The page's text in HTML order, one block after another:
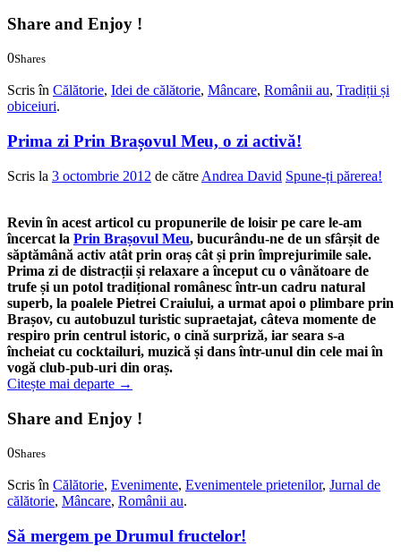
Share and Enjoy !
0Shares
Scris în Călătorie, Idei de călătorie, Mâncare, Românii au, Tradiții și
obiceiuri.
Prima zi Prin Brașovul Meu, o zi activă!
Scris la 3 octombrie 2012 de cătreAndrea David Spune-ți părerea!
Revin în acest articol cu propunerile de loisir pe care le-am
încercat la Prin Brașovul Meu, bucurându-ne de un sfârșit de
săptămână activ atât prin oraș cât și prin împrejurimile sale.
Prima zi de distracții și relaxare a început cu o vânătoare de
trufe și un potol tradițional românesc într-un cadru natural
superb, la poalele Pietrei Craiului, a urmat apoi o plimbare prin
Brașov, cu autobuzul turistic supraetajat, câteva momente de
respiro prin centrul istoric, o cină surpriză, iar seara s-a
încheiat cu cocktailuri, muzică și dans într-unul din cele mai în
vogă club-pub-uri din oraș.
Citește mai departe →
Share and Enjoy !
0Shares
Scris în Călătorie, Evenimente, Evenimentele prietenilor, Jurnal de
călătorie, Mâncare, Românii au.
Să mergem pe Drumul fructelor!